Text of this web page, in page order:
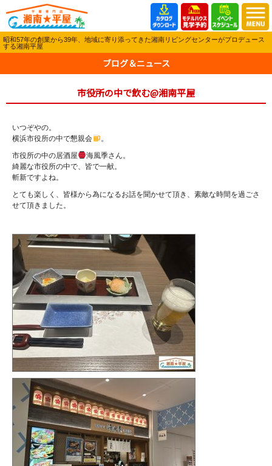
昭和57年の創業から39年、地域に寄り添ってきた湘南リビングセンターがプロデュース
する湘南平屋
ブログ＆ニュース
市役所の中で飲む@湘南平屋
いつぞやの。
横浜市役所の中で懇親会
。
市役所の中の居酒屋
海風季さん。
綺麗な市役所の中で、皆で一献。
斬新ですよね。
とても楽しく、皆様から為になるお話を聞かせて頂き、素敵な時間を過ごさ
せて頂きました。